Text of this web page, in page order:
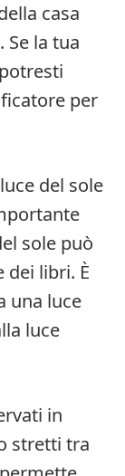
casa
Se la tua
per
del sole
sole può
dei libri. È
una luce
luce
in
stretti tra